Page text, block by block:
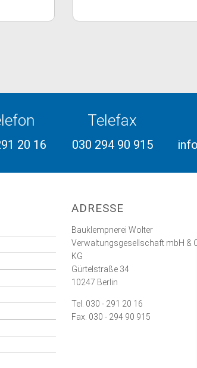
20 16
Telefax
030 294 90 915
ADRESSE
Bauklempnerei Wolter
Verwaltungsgesellschaft mbH &
KG
Gürtelstraße 34
10247 Berlin
Tel. 030 - 291 20 16
Fax. 030 - 294 90 915